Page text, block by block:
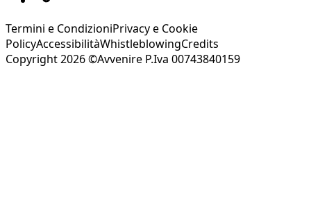
Termini e CondizioniPrivacy e Cookie
PolicyAccessibilitàWhistleblowingCredits
Copyright 2026 ©Avvenire P.Iva 00743840159